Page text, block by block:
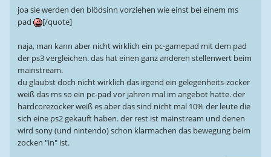
joa sie werden den blödsinn vorziehen wie einst bei einem ms
pad
[/quote]
naja, man kann aber nicht wirklich ein pc-gamepad mit dem pad
der ps3 vergleichen. das hat einen ganz anderen stellenwert beim
mainstream.
du glaubst doch nicht wirklich das irgend ein gelegenheits-zocker
weiß das ms so ein pc-pad vor jahren mal im angebot hatte. der
hardcorezocker weiß es aber das sind nicht mal 10% der leute die
sich eine ps2 gekauft haben. der rest ist mainstream und denen
wird sony (und nintendo) schon klarmachen das bewegung beim
zocken "in" ist.